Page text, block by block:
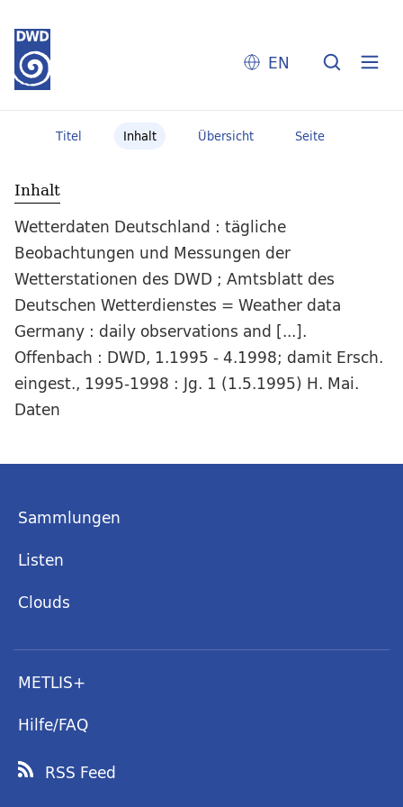
EN
Titel Inhalt Übersicht Seite
Inhalt
Wetterdaten Deutschland : tägliche
Beobachtungen und Messungen der
Wetterstationen des DWD ; Amtsblatt des
Deutschen Wetterdienstes = Weather data
Germany : daily observations and [...].
Offenbach : DWD, 1.1995 - 4.1998; damit Ersch.
eingest., 1995-1998 : Jg. 1 (1.5.1995) H. Mai.
Daten
Sammlungen
Listen
Clouds
METLIS+
Hilfe/FAQ
RSS Feed